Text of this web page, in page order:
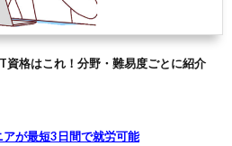
資格はこれ！分野・難易度ごとに紹介
が最短3日間で就労可能